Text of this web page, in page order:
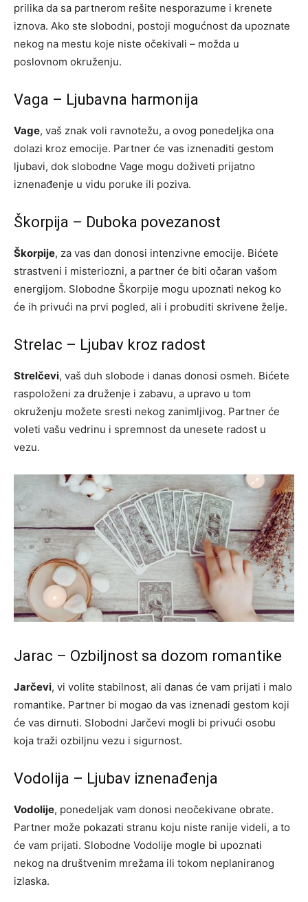
prilika da sa partnerom rešite nesporazume i krenete
iznova. Ako ste slobodni, postoji mogućnost da upoznate
nekog na mestu koje niste očekivali – možda u
poslovnom okruženju.
Vaga – Ljubavna harmonija
Vage, vaš znak voli ravnotežu, a ovog ponedeljka ona
dolazi kroz emocije. Partner će vas iznenaditi gestom
ljubavi, dok slobodne Vage mogu doživeti prijatno
iznenađenje u vidu poruke ili poziva.
Škorpija – Duboka povezanost
Škorpije, za vas dan donosi intenzivne emocije. Bićete
strastveni i misteriozni, a partner će biti očaran vašom
energijom. Slobodne Škorpije mogu upoznati nekog ko
će ih privući na prvi pogled, ali i probuditi skrivene želje.
Strelac – Ljubav kroz radost
Strelčevi, vaš duh slobode i danas donosi osmeh. Bićete
raspoloženi za druženje i zabavu, a upravo u tom
okruženju možete sresti nekog zanimljivog. Partner će
voleti vašu vedrinu i spremnost da unesete radost u
vezu.
Jarac – Ozbiljnost sa dozom romantike
Jarčevi, vi volite stabilnost, ali danas će vam prijati i malo
romantike. Partner bi mogao da vas iznenadi gestom koji
će vas dirnuti. Slobodni Jarčevi mogli bi privući osobu
koja traži ozbiljnu vezu i sigurnost.
Vodolija – Ljubav iznenađenja
Vodolije, ponedeljak vam donosi neočekivane obrate.
Partner može pokazati stranu koju niste ranije videli, a to
će vam prijati. Slobodne Vodolije mogle bi upoznati
nekog na društvenim mrežama ili tokom neplaniranog
izlaska.